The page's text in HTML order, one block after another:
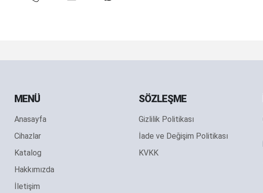
MENÜ
Anasayfa
Cihazlar
Katalog
Hakkımızda
İletişim
SÖZLEŞME
Gizlilik Politikası
İade ve Değişim Politikası
KVKK